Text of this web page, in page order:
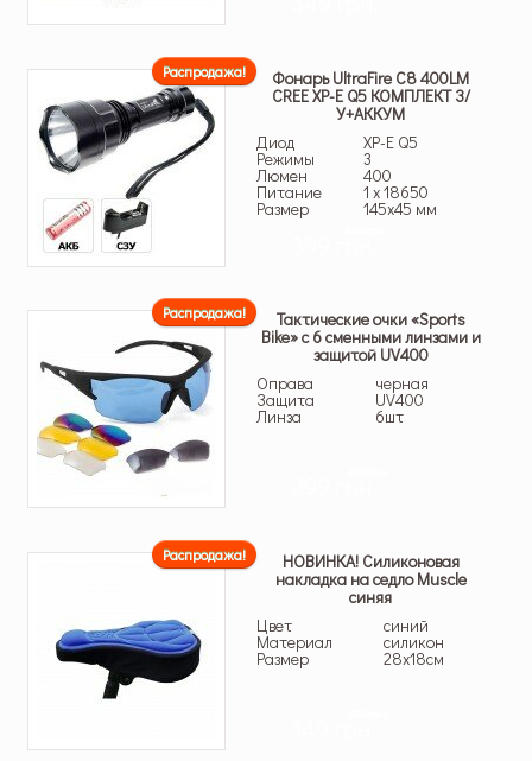
Распродажа! Фонарь UltraFire C8 400LM
CREE XP-E Q5 КОМПЛЕКТ З/
У+АККУМ
Диод
XP-E Q5
Режимы 3
Люмен 400
Питание 1 x 18650
Размер 145х45 мм
Распродажа! Тактические очки «Sports
Bike» с 6 сменными линзами и
защитой UV400
Оправа
черная
Защита UV400
Линза 6шт
Распродажа! НОВИНКА! Силиконовая
накладка на седло Muscle
синяя
Цвет
синий
Материал силикон
Размер 28х18см